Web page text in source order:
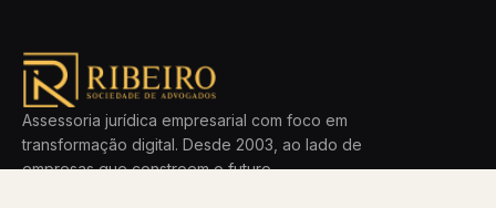
Assessoria jurídica empresarial com foco em
transformação digital. Desde 2003, ao lado de
empresas que constroem o futuro.